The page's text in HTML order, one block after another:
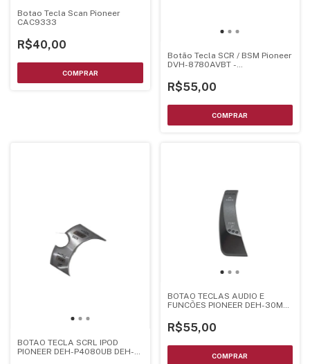
Botao Tecla Scan Pioneer
CAC9333
R$40,00
Botão Tecla SCR / BSM Pioneer
DVH-8780AVBT -
R$55,00
BOTAO TECLA SCRL IPOD
PIONEER DEH-P4080UB DEH-
BOTAO TECLAS AUDIO E
FUNCÕES PIONEER DEH-30MP
R$55,00